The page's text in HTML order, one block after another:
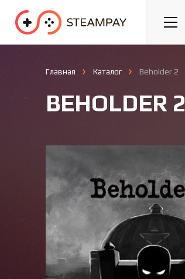
Спорт Гонки
Главная Каталог Beholder 2
BEHOLDER 2